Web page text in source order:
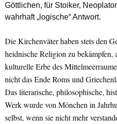
Göttlichen, für Stoiker,
wahrhaft „logische“ Antwort.
Die Kirchenväter haben stets den
heidnische Religion zu bekämpfen,
kulturelle Erbe des
nicht das Ende Roms und
Das literarische, philosophische,
Werk wurde von Mönchen in
selbst, wenn sie nicht mehr